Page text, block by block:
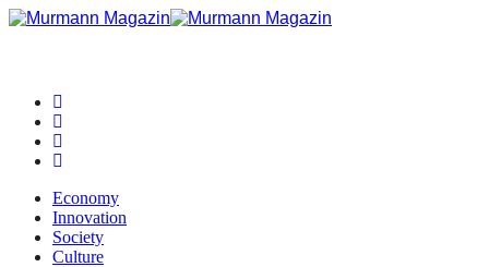
Economy
Innovation
Society
Culture